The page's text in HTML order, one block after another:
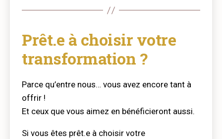
Prêt.e à choisir votre
transformation ?
Parce qu’entre nous… vous avez encore tant à
offrir !
Et ceux que vous aimez en bénéficieront aussi.
Si vous êtes prêt.e à choisir votre